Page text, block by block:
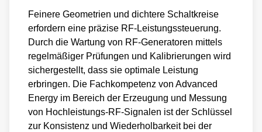
häufig verwendeten Frequenzpunkten kalibriert
werden, um die Anzahl der erforderlichen
Sensoren und Geräte zu minimieren.
Feinere Geometrien und dichtere Schaltkreise
erfordern eine präzise RF-Leistungssteuerung.
Durch die Wartung von RF-Generatoren mittels
regelmäßiger Prüfungen und Kalibrierungen wird
sichergestellt, dass sie optimale Leistung
erbringen. Die Fachkompetenz von Advanced
Energy im Bereich der Erzeugung und Messung
von Hochleistungs-RF-Signalen ist der Schlüssel
zur Konsistenz und Wiederholbarkeit bei der